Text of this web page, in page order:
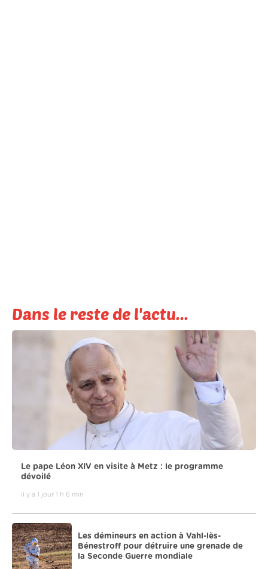
Dans le reste de l'actu...
Le pape Léon XIV en visite à Metz : le programme
dévoilé
il y a 1 jour 1 h 6 min
Les démineurs en action à Vahl-lès-
Bénestroff pour détruire une grenade de
la Seconde Guerre mondiale